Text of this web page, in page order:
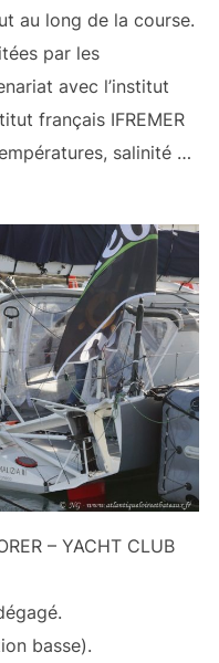
au long de la course.
par les
avec l’institut
français IFREMER
salinité …
– YACHT CLUB
basse).